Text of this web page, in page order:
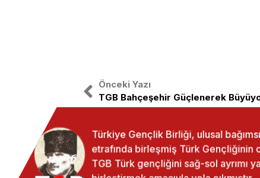
Önceki Yazı
TGB Bahçeşehir Güçlenerek
Türkiye Gençlik Birliği, ulusal
etrafında birleşmiş Türk Gençliğinin
TGB Türk gençliğini sağ-sol ayrımı